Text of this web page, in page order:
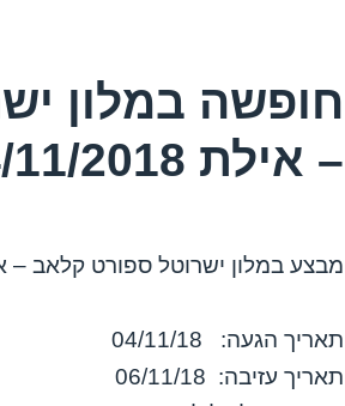
חופשה במלון
– אילת 04/11/2018
מבצע במלון ישרוטל ספורט קלאב –
תאריך הגעה: 04/11/18
תאריך עזיבה: 06/11/18